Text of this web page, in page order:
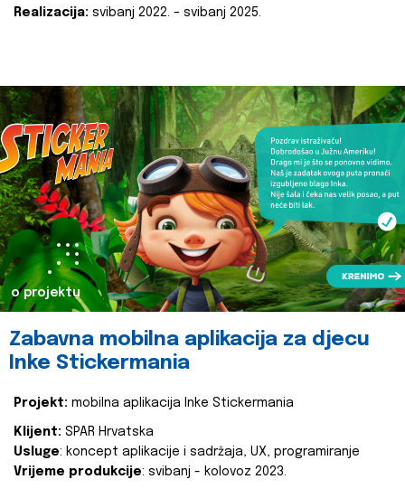
Realizacija: svibanj 2022. – svibanj 2025.
o projektu
Zabavna mobilna aplikacija za djecu
Inke Stickermania
Projekt: mobilna aplikacija Inke Stickermania
Klijent: SPAR Hrvatska
Usluge: koncept aplikacije i sadržaja, UX, programiranje
Vrijeme produkcije: svibanj - kolovoz 2023.